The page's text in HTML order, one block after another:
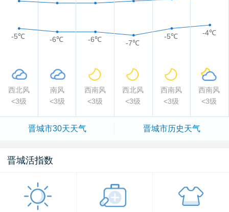
-5℃ -6℃ -6℃ -7℃
-5℃ -4℃
西北风 南风 西南风 西北风 西南风
西南风
<3级
<3级 <3级 <3级 <3级 <3级
晋城市30天天气 晋城市历史天气
晋城活指数